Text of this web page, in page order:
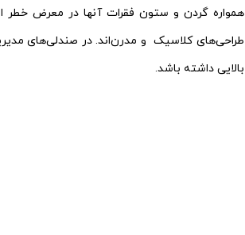
همواره گردن و ستون فقرات آنها در معرض خطر
طراحی‌های کلاسیک و مدرن‌اند. در صندلی‌های
بالایی داشته باشد.